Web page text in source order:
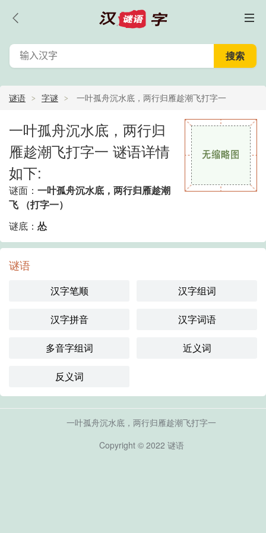
谜语 字谜 一叶孤舟沉水底，两行归雁趁潮飞打字一
一叶孤舟沉水底，两行归
雁趁潮飞打字一 谜语详情
如下:
谜面： 一叶孤舟沉水底，两行归雁趁潮
飞 （打字一）
谜底： 怂
谜语
汉字笔顺 汉字组词
汉字拼音 汉字词语
多音字组词 近义词
反义词
一叶孤舟沉水底，两行归雁趁潮飞打字一
Copyright © 2022 谜语